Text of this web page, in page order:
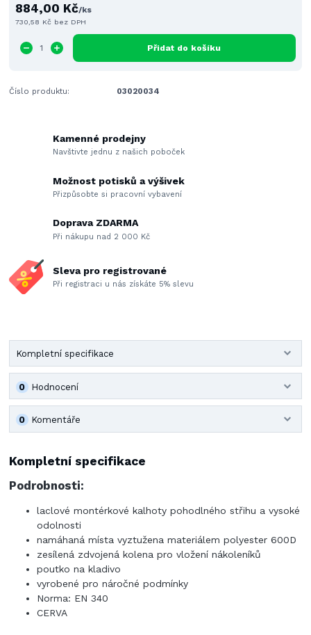
884,00 Kč/ks
730,58 Kč bez DPH
Přidat do košíku
Číslo produktu: 03020034
Kamenné prodejny
Navštivte jednu z našich poboček
Možnost potisků a výšivek
Přizpůsobte si pracovní vybavení
Doprava ZDARMA
Při nákupu nad 2 000 Kč
Sleva pro registrované
Při registraci u nás získáte 5% slevu
Kompletní specifikace
Hodnocení
0
Komentáře
0
Kompletní specifikace
Podrobnosti:
laclové montérkové kalhoty pohodlného střihu a vysoké
odolnosti
namáhaná místa vyztužena materiálem polyester 600D
zesílená zdvojená kolena pro vložení nákoleníků
poutko na kladivo
vyrobené pro náročné podmínky
Norma: EN 340
CERVA